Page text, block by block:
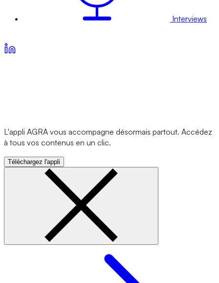
Interviews
L'appli AGRA vous accompagne désormais partout. Accédez
à tous vos contenus en un clic.
Téléchargez l'appli